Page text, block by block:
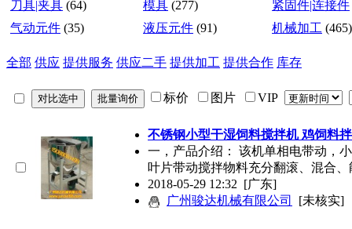
刀具|夹具 (64) 模具 (277)
紧固件|连接件
气动元件 (35) 液压元件 (91) 机械加工 (465)
全部 供应 提供服务 供应二手 提供加工 提供合作 库存
标价 图片 VIP
不锈钢小型干湿饲料搅拌机 鸡饲料
一，产品介绍： 该机单相电带动，
叶片带动搅拌物料充分翻滚、混合、
2018-05-29 12:32 [广东]
广州骏达机械有限公司
[未核实]